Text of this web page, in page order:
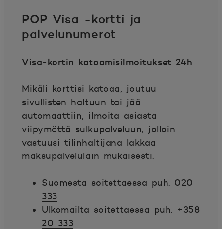
POP Visa -kortti ja
palvelunumerot
Visa-kortin katoamisilmoitukset 24h
Mikäli korttisi katoaa, joutuu
sivullisten haltuun tai jää
automaattiin, ilmoita asiasta
viipymättä sulkupalveluun, jolloin
vastuusi tilinhaltijana lakkaa
maksupalvelulain mukaisesti.
Suomesta soitettaessa puh. 020
333
Ulkomailta soitettaessa puh. +358
20 333